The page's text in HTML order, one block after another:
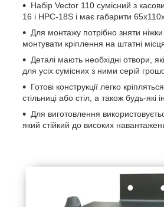
Набір Vector 110 сумісний з
16 і HPC-18S і має габарити
Для монтажу потрібно зняти
монтувати кріплення на штатні
Деталі мають необхідні отвори,
для усіх сумісних з ними серій
Готові конструкції легко
стільниці або стіл, а також будь-які
Для виготовлення
який стійкий до високих